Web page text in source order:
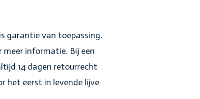
garantie van toepassing.
meer informatie. Bij een
14 dagen retourrecht
het eerst in levende lijve